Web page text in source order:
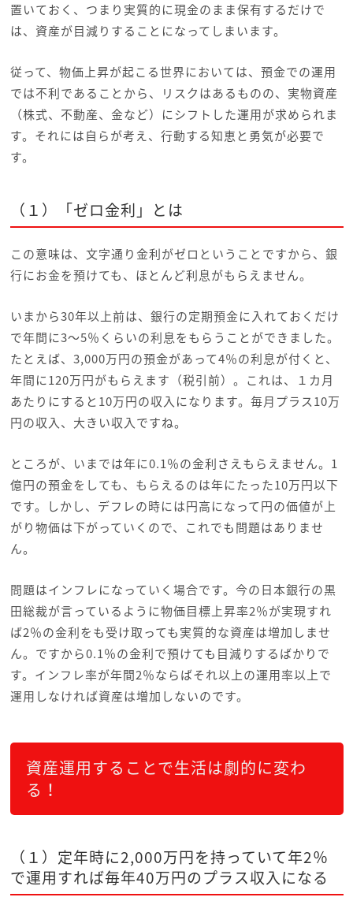
置いておく、つまり実質的に現金のまま保有するだけで
は、資産が目減りすることになってしまいます。
従って、物価上昇が起こる世界においては、預金での運用
では不利であることから、リスクはあるものの、実物資産
（株式、不動産、金など）にシフトした運用が求められま
す。それには自らが考え、行動する知恵と勇気が必要で
す。
（１）「ゼロ金利」とは
この意味は、文字通り金利がゼロということですから、銀
行にお金を預けても、ほとんど利息がもらえません。
いまから30年以上前は、銀行の定期預金に入れておくだけ
で年間に3～5％くらいの利息をもらうことができました。
たとえば、3,000万円の預金があって4％の利息が付くと、
年間に120万円がもらえます（税引前）。これは、１カ月
あたりにすると10万円の収入になります。毎月プラス10万
円の収入、大きい収入ですね。
ところが、いまでは年に0.1％の金利さえもらえません。1
億円の預金をしても、もらえるのは年にたった10万円以下
です。しかし、デフレの時には円高になって円の価値が上
がり物価は下がっていくので、これでも問題はありませ
ん。
問題はインフレになっていく場合です。今の日本銀行の黒
田総裁が言っているように物価目標上昇率2％が実現すれ
ば2％の金利をも受け取っても実質的な資産は増加しませ
ん。ですから0.1％の金利で預けても目減りするばかりで
す。インフレ率が年間2％ならばそれ以上の運用率以上で
運用しなければ資産は増加しないのです。
資産運用することで生活は劇的に変わ
る！
（１）定年時に2,000万円を持っていて年2％
で運用すれば毎年40万円のプラス収入になる